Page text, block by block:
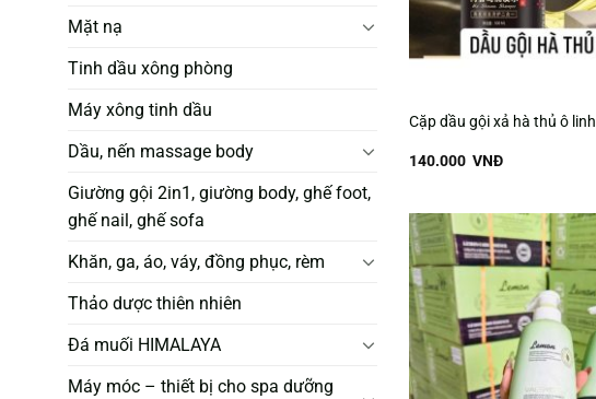
Mặt nạ
Tinh dầu xông phòng
Máy xông tinh dầu
Dầu, nến massage body
Giường gội 2in1, giường body, ghế foot,
ghế nail, ghế sofa
Khăn, ga, áo, váy, đồng phục, rèm
Thảo dược thiên nhiên
Đá muối HIMALAYA
Máy móc – thiết bị cho spa dưỡng
Cặp dầu gội xả hà thủ ô
140.000 VNĐ